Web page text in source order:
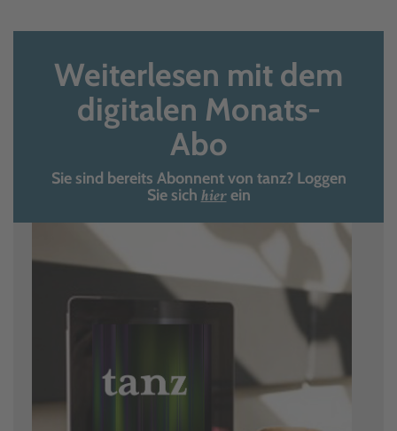
Weiterlesen mit dem
digitalen Monats-
Abo
Sie sind bereits Abonnent von tanz? Loggen
Sie sich hierein